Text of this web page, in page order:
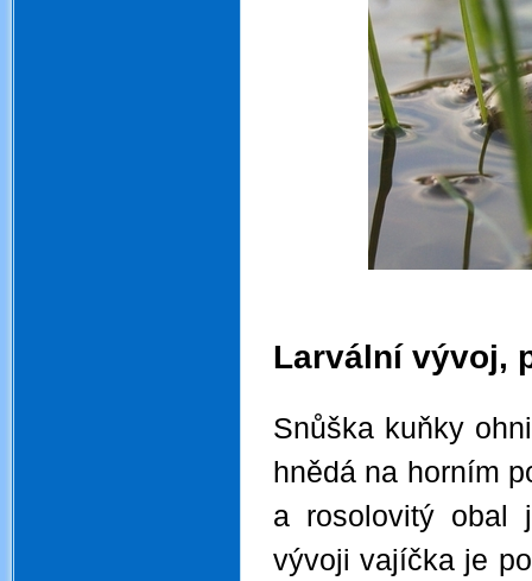
Larvální vývoj,
Snůška kuňky
hnědá na horním
a rosolovitý obal
vývoji vajíčka je